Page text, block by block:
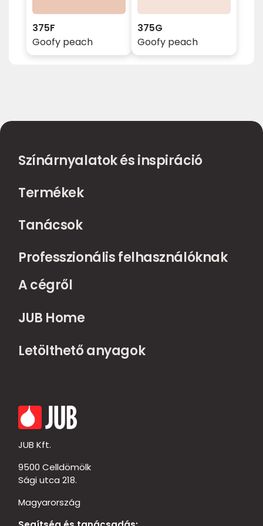
375F
Goofy peach
375G
Goofy peach
Színárnyalatok és inspiráció
Termékek
Tanácsok
Professzionális felhasználóknak
A cégről
JUB Home
Letölthető anyagok
JUB Kft.
9500 Celldömölk
Sági utca 218.
Magyarország